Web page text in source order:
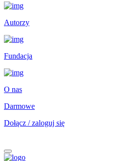
Autorzy
Fundacja
O nas
Darmowe
Dołącz / zaloguj się